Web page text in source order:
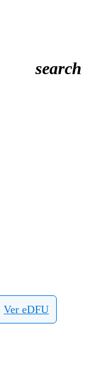
search
Ver eDFU